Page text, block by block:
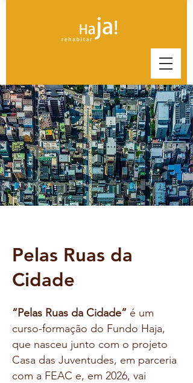
Pelas Ruas da
Cidade
“Pelas Ruas da Cidade” é um
curso-formação do Fundo Haja,
que nasceu junto com o projeto
Casa das Juventudes, em parceria
com a FEAC e, em 2026, vai